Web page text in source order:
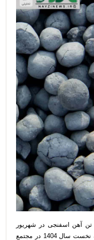
وی با اشاره به ثبت رکورد تولید 85022 تن آهن اسفنجی در شهریور
ماه، میزان تولید آهن اسنفجی در 6 ماهه نخست سال 1404 در مجتمع